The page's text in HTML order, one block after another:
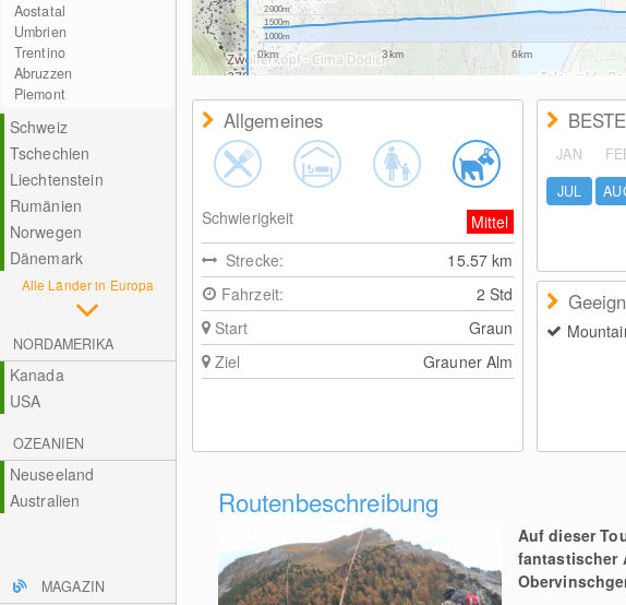
Aostatal
Umbrien
Trentino
Abruzzen
Piemont
Schweiz
Tschechien
Liechtenstein
Rumänien
Norwegen
Dänemark
Alle Länder in Europa
NORDAMERIKA
Kanada
USA
OZEANIEN
Neuseeland
Australien
MAGAZIN
0km 3km 6km
1000m
1500m
2000m
Allgemeines
Schwierigkeit
Mittel
Strecke:
15.57km
Fahrzeit:
2 Std
Start
Graun
Ziel
Grauner Alm
JAN
JUL
Routenbeschreibung
Auf dieser
fantastischer